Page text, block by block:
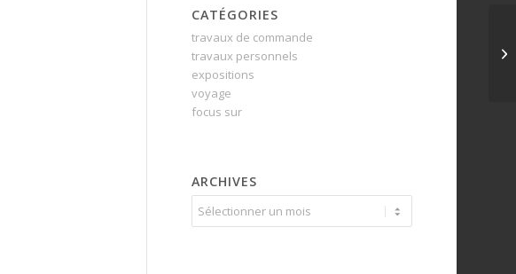
CATÉGORIES
travaux de commande
travaux personnels
expositions
voyage
focus sur
ARCHIVES